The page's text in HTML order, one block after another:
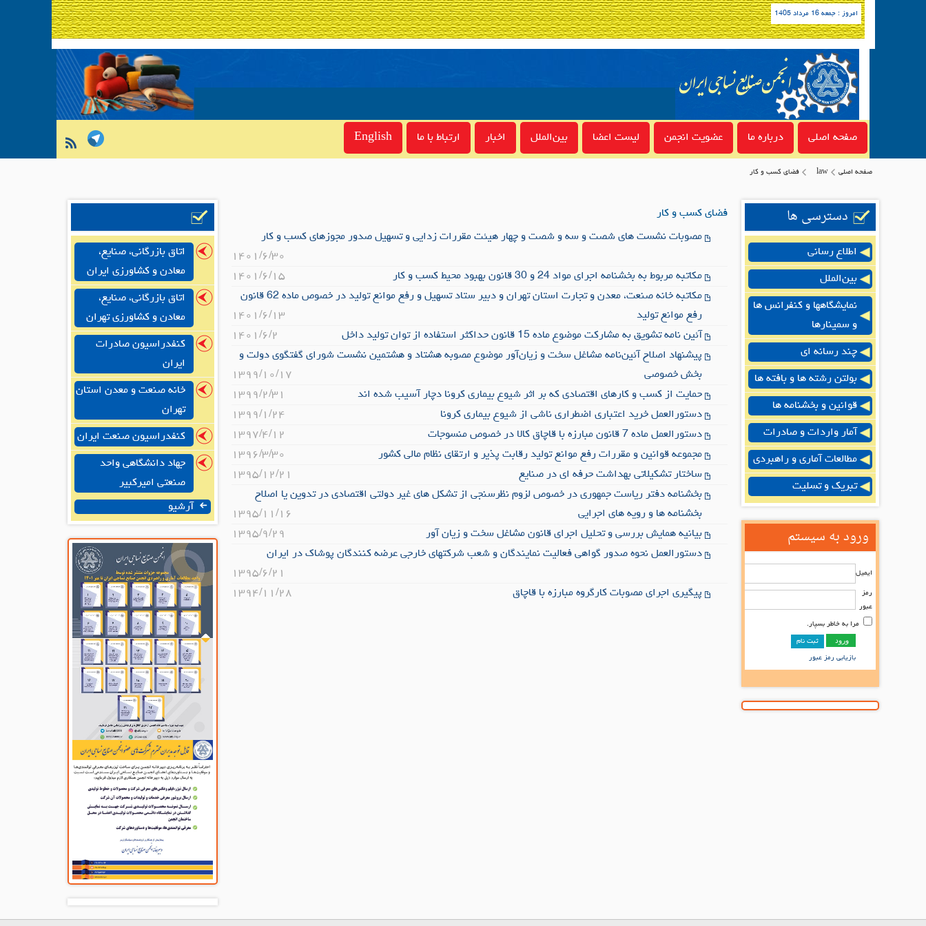
امروز : جمعه 16 مرداد 1405
صفحه اصلی درباره ما عضویت انجمن لیست اعضا بین‌الملل اخبار ارتباط با ما English
صفحه اصلی law فضای کسب و کار
دسترسی ها
اطلاع رسانی
بین‌الملل
نمایشگاهها و کنفرانس ها
و سمینارها
چند رسانه ای
بولتن رشته ها و بافته ها
قوانین و بخشنامه ها
آمار واردات و صادرات
مطالعات آماری و راهبردی
تبریک و تسلیت
ورود به سیستم
ایمیل
رمز
عبور
مرا به خاطر بسپار.
ثبت نام
بازیابی رمز عبور
فضای کسب و کار
مصوبات نشست های شصت و سه و شصت و چهار هیئت مقررات زدایی و تسهیل صدور مجوزهای کسب و کار
۱۴۰۱/۶/۳۰
مکاتبه مربوط به بخشنامه اجرای مواد 24 و 30 قانون بهبود محیط کسب و کار
۱۴۰۱/۶/۱۵
مکاتبه خانه صنعت، معدن و تجارت استان تهران و دبیر ستاد تسهیل و رفع موانع تولید در خصوص ماده 62 قانون
رفع موانع تولید
۱۴۰۱/۶/۱۳
آئین نامه تشویق به مشارکت موضوع ماده 15 قانون حداکثر استفاده از توان تولید داخل
۱۴۰۱/۶/۲
پیشنهاد اصلاح آئین‌نامه مشاغل سخت و زیان‌آور موضوع مصوبه هشتاد و هشتمین نشست شورای گفتگوی دولت و
بخش خصوصی
۱۳۹۹/۱۰/۱۷
حمایت از کسب و کارهای اقتصادی که بر اثر شیوع بیماری کرونا دچار آسیب شده اند
۱۳۹۹/۲/۳۱
دستورالعمل خرید اعتباری اضطراری ناشی از شیوع بیماری کرونا
۱۳۹۹/۱/۲۴
دستورالعمل ماده 7 قانون مبارزه با قاچاق کالا در خصوص منسوجات
۱۳۹۷/۴/۱۲
مجموعه قوانین و مقررات رفع موانع تولید رقابت پذیر و ارتقای نظام مالی کشور
۱۳۹۶/۳/۳۰
ساختار تشکیلاتی بهداشت حرفه ای در صنایع
۱۳۹۵/۱۲/۲۱
بخشنامه دفتر ریاست جمهوری در خصوص لزوم نظرسنجی از تشکل های غیر دولتی اقتصادی در تدوین یا اصلاح
بخشنامه ها و رویه های اجرایی
۱۳۹۵/۱۱/۱۶
بیانیه همایش بررسی و تحلیل اجرای قانون مشاغل سخت و زیان آور
۱۳۹۵/۹/۲۹
دستورالعمل نحوه صدور گواهی فعالیت نمایندگان و شعب شرکتهای خارجی عرضه کنندگان پوشاک در ایران
۱۳۹۵/۶/۲۱
پیگیری اجرای مصوبات کارگروه مبارزه با قاچاق
۱۳۹۴/۱۱/۲۸
اتاق بازرگانی، صنایع،
معادن و کشاورزی ایران
اتاق بازرگانی، صنایع،
معادن و کشاورزی تهران
کنفدراسیون صادرات
ایران
خانه صنعت و معدن استان
تهران
کنفدراسیون صنعت ایران
جهاد دانشگاهی واحد
صنعتی امیرکبیر
آرشیو